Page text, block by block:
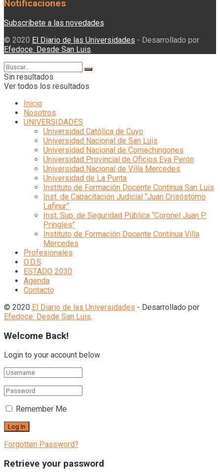
Notificaciones
Subscríbete a las novedades
© 2020 El Diario de las Universidades - Desarrollado por
Efedoce. Desde San Luis.
Sin resultados
Ver todos los resultados
Inicio
Nosotros
UNIVERSIDADES
Universidad Católica de Cuyo
Universidad Nacional de San Luis
Universidad Nacional de Comechingones
Universidad Provincial de Oficios Eva Perón
Universidad Nacional de Villa Mercedes
Universidad de La Punta
Instituto de Formación Docente Continua San Luis
Inst. de Capacitación Judicial “Juan Crisóstomo
Lafinur”
Inst. Sup. de Seguridad Pública “Coronel Juan P.
Pringles”
Instituto de Formación Docente Continua Villa
Mercedes
Profesionales
O.D.S
ESTADO 2030
Agenda
Contacto
© 2020 El Diario de las Universidades - Desarrollado por
Efedoce. Desde San Luis.
Welcome Back!
Login to your account below
Remember Me
Forgotten Password?
Retrieve your password